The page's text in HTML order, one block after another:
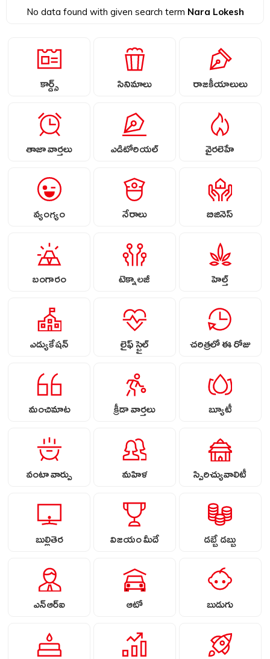
No data found with given search term Nara Lokesh
కార్డ్స్ సినిమాలు రాజకీయాలులు
తాజా వార్తలు ఎడిటోరియల్ వైరలెహే
వ్యంగ్యం నేరాలు బిజినెస్
బంగారం టెక్నాలజీ హెల్త్
ఎడ్యుకేషన్ లైఫ్ స్టైల్ చరిత్రలో ఈ రోజు
మంచిమాట క్రీడా వార్తలు బ్యూటీ
వంటా వార్పు మహిళ స్పిరిచ్యువాలిటీ
బుల్లితెర విజయం మీదే డబ్బే డబ్బు
ఎన్ఆర్ఐ ఆటో బుడుగు